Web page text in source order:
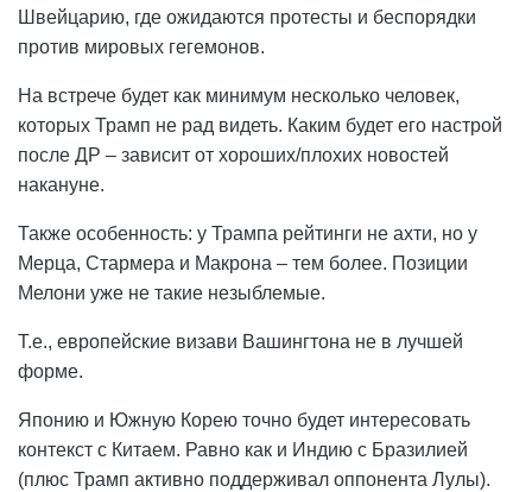
Швейцарию, где ожидаются протесты и беспорядки
против мировых гегемонов.
На встрече будет как минимум несколько человек,
которых Трамп не рад видеть. Каким будет его настрой
после ДР – зависит от хороших/плохих новостей
накануне.
Также особенность: у Трампа рейтинги не ахти, но у
Мерца, Стармера и Макрона – тем более. Позиции
Мелони уже не такие незыблемые.
Т.е., европейские визави Вашингтона не в лучшей
форме.
Японию и Южную Корею точно будет интересовать
контекст с Китаем. Равно как и Индию с Бразилией
(плюс Трамп активно поддерживал оппонента Лулы).